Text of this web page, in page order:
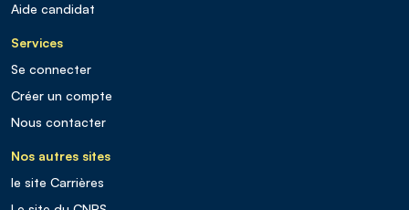
Aide candidat
Services
Se connecter
Créer un compte
Nous contacter
Nos autres sites
le site Carrières